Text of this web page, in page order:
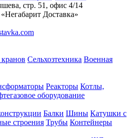
стр. 51, офис 4/14
Доставка»
Сельхозтехника Военная
Реакторы Котлы,
оборудование
Балки Шины Катушки с
строения Трубы Контейнеры